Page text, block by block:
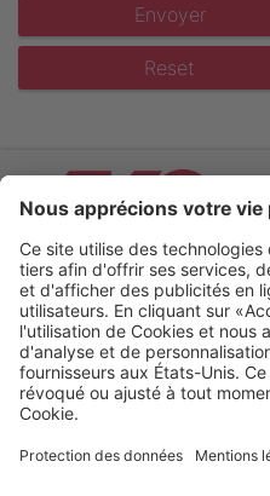
Envoyer
Reset
Evènements
Catalogues online